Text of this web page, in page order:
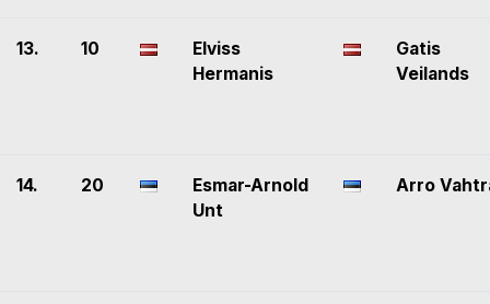
13. 10
Elviss
Hermanis
Gatis
Veilands
14. 20
Esmar-Arnold
Unt
Arro